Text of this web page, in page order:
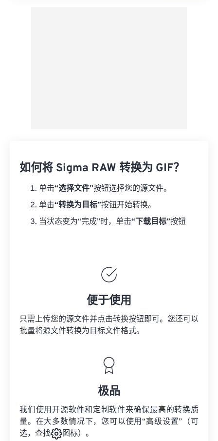
如何将 Sigma RAW 转换为 GIF？
单击“选择文件”按钮选择您的源文件。
单击“转换为目标”按钮开始转换。
当状态变为“完成”时，单击“下载目标”按钮
便于使用
只需上传您的源文件并点击转换按钮即可。您还可以
批量将源文件转换为目标文件格式。
极品
我们使用开源软件和定制软件来确保最高的转换质
量。在大多数情况下，您可以使用“高级设置”（可
选，查找
图标）。